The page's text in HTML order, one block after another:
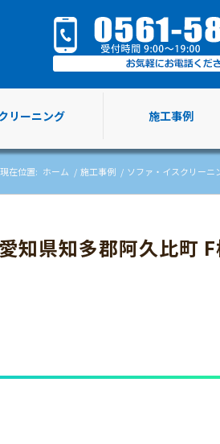
リーニング 施工事例
現在位置: ホーム / 施工事例 / ソファ・イスクリーニ
知県知多郡阿久比町 F